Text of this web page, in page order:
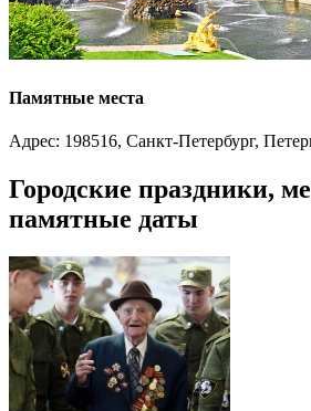
Памятные места
Адрес: 198516, Санкт-Петербург,
Городские праздники,
памятные даты